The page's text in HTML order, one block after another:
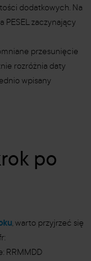
dodatkowych. Na
PESEL zaczynający
przesunięcie
rozróżnia daty
wpisany
po
, warto przyjrzeć się
RRMMDD